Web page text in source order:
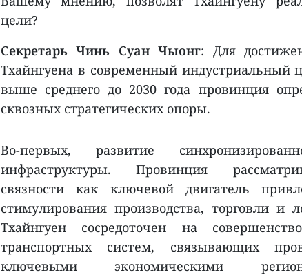
цели?
Секретарь Чинь Суан Чыонг: Для
Тхайнгуена в современный индустриальный
выше среднего до 2030 года провинция
сквозных стратегических опоры.
Во-первых, развитие
инфраструктуры. Провинция
связности как ключевой двигатель
стимулирования производства, торговли и
Тхайнгуен сосредоточен на
транспортных систем, связывающих
ключевыми экономическими